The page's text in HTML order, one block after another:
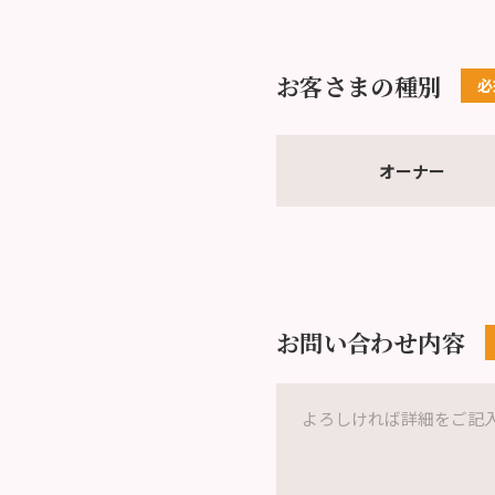
お客さまの種別
オーナー
お問い合わせ内容